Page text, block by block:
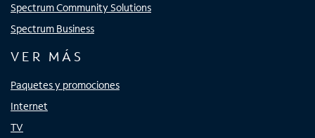
Spectrum Community Solutions
Spectrum Business
VER MÁS
Paquetes y promociones
Internet
TV